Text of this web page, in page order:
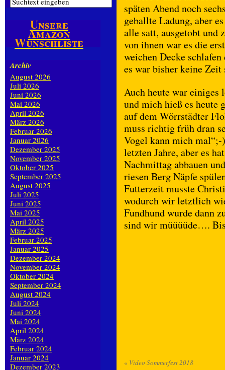
späten Abend noch
geballte Ladung, aber
alle satt, ausgetobt und
von ihnen war es die
weichen Decke
es war bisher keine Zeit
Auch heute war einiges
und mich hieß es heute
auf dem Wörrstädter
muss richtig früh dran
Vogel kann mich
letzten Jahre, aber es
Nachmittag abbauen
riesen Berg Näpfe
Futterzeit musste
wodurch wir letztlich
Fundhund wurde dann
sind wir müüüüde….
« Video Sommerfest 2018
Unsere
Amazon
Wunschliste
Archiv
August 2026
Juli 2026
Juni 2026
Mai 2026
April 2026
März 2026
Februar 2026
Januar 2026
Dezember 2025
November 2025
Oktober 2025
September 2025
August 2025
Juli 2025
Juni 2025
Mai 2025
April 2025
März 2025
Februar 2025
Januar 2025
Dezember 2024
November 2024
Oktober 2024
September 2024
August 2024
Juli 2024
Juni 2024
Mai 2024
April 2024
März 2024
Februar 2024
Januar 2024
Dezember 2023